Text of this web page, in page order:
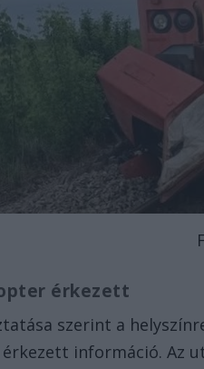
érkezett
szerint a
érkezett információ. Az